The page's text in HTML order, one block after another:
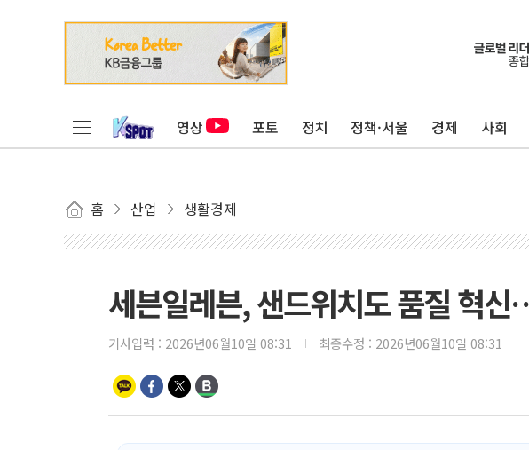
영상 포토 정치 정책·서울 경제 사회
홈 산업 생활경제
세븐일레븐, 샌드위치도 품질 혁
기사입력 : 2026년06월10일 08:31 최종수정 : 2026년06월10일 08:31